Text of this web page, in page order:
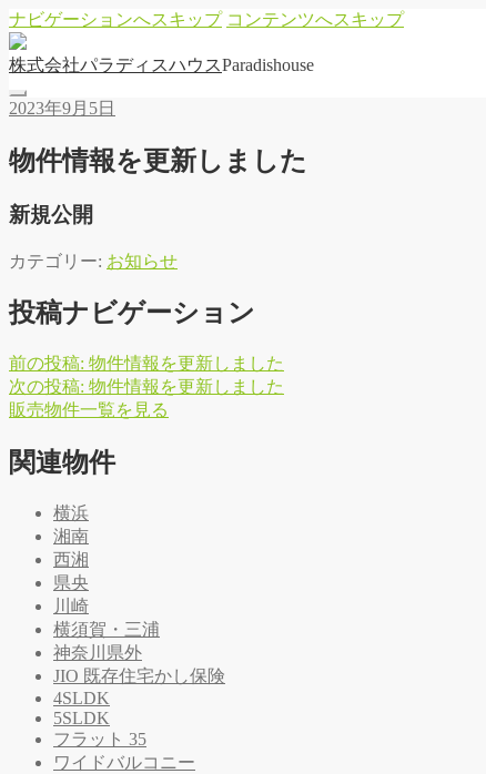
ナビゲーションへスキップ コンテンツへスキップ
株式会社パラディ スハウ スParadishouse
2023年9月5日
物件情報を更新しました
新規公開
カテゴリー: お知らせ
投稿ナビゲーション
前の投稿: 物件情報を更新しました
次の投稿: 物件情報を更新しました
販売物件一覧を 見る
関連物件
横浜
湘南
西湘
県央
川崎
横須賀・三浦
神奈川県外
JIO 既存住宅かし保険
4SLDK
5SLDK
フラット 35
ワイドバルコニー